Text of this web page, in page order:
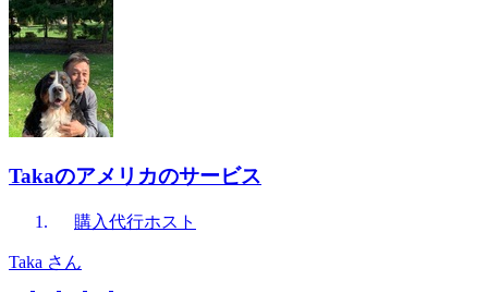
Takaのアメリカのサービス
購入代行ホスト
Taka さん